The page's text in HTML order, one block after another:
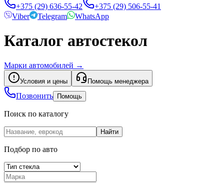
+375 (29) 636-55-42
+375 (29) 506-55-41
Viber
Telegram WhatsApp
Каталог автостекол
Марки автомобилей →
Условия и цены Помощь менеджера
Позвонить Помощь
Поиск по каталогу
Найти
Подбор по авто